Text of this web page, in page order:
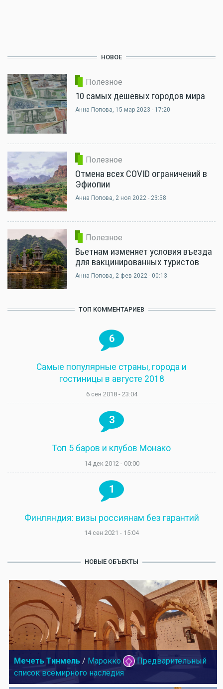
НОВОЕ
Полезное
10 самых дешевых городов мира
Анна Попова, 15 мар 2023 - 17:20
Полезное
Отмена всех COVID ограничений в
Эфиопии
Анна Попова, 2 ноя 2022 - 23:58
Полезное
Вьетнам изменяет условия въезда
для вакцинированных туристов
Анна Попова, 2 фев 2022 - 00:13
ТОП КОММЕНТАРИЕВ
6
Самые популярные страны, города и
гостиницы в августе 2018
6 сен 2018 - 23:04
3
Топ 5 баров и клубов Монако
14 дек 2012 - 00:00
1
Финляндия: визы россиянам без гарантий
14 сен 2021 - 15:04
НОВЫЕ ОБЪЕКТЫ
Мечеть Тинмель / Марокко
Предварительный
список всемирного наследия